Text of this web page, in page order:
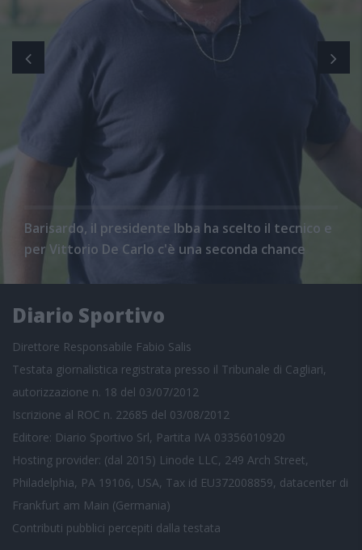
Barisardo, il presidente Ibba ha scelto il tecnico e
per Vittorio De Carlo c'è una seconda chance
Diario Sportivo
Direttore Responsabile Fabio Salis
Testata giornalistica registrata presso il Tribunale di Cagliari,
autorizzazione n. 18 del 03/07/2012
Iscrizione al ROC n. 22685 del 03/08/2012
Editore: Diario Sportivo Srl, Partita IVA 03356010920
Hosting provider: (dal 2015) Linode LLC, 249 Arch Street,
Philadelphia, PA 19106, USA, Tax id EU372008859, datacenter di
Frankfurt am Main (Germania)
Contributi pubblici percepiti dalla testata